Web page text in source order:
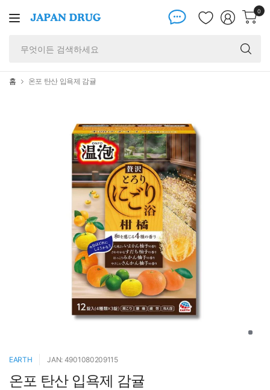
0
홈 온포 탄산 입욕제 감귤
EARTH JAN: 4901080209115
온포 탄산 입욕제 감귤